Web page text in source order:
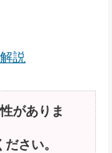
説
がありま
さい。